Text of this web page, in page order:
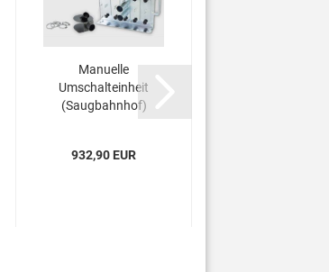
Manuelle
Umschalteinheit
(Saugbahnhof)
932,90 EUR